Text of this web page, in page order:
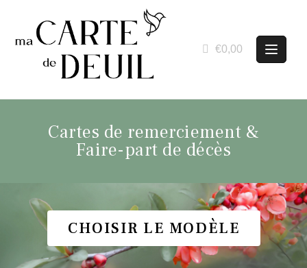
€0,00
Cartes de remerciement &
Faire-part de décès
CHOISIR LE MODÈLE